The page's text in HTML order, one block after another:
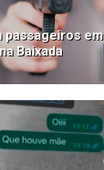
passageiros em
Baixada